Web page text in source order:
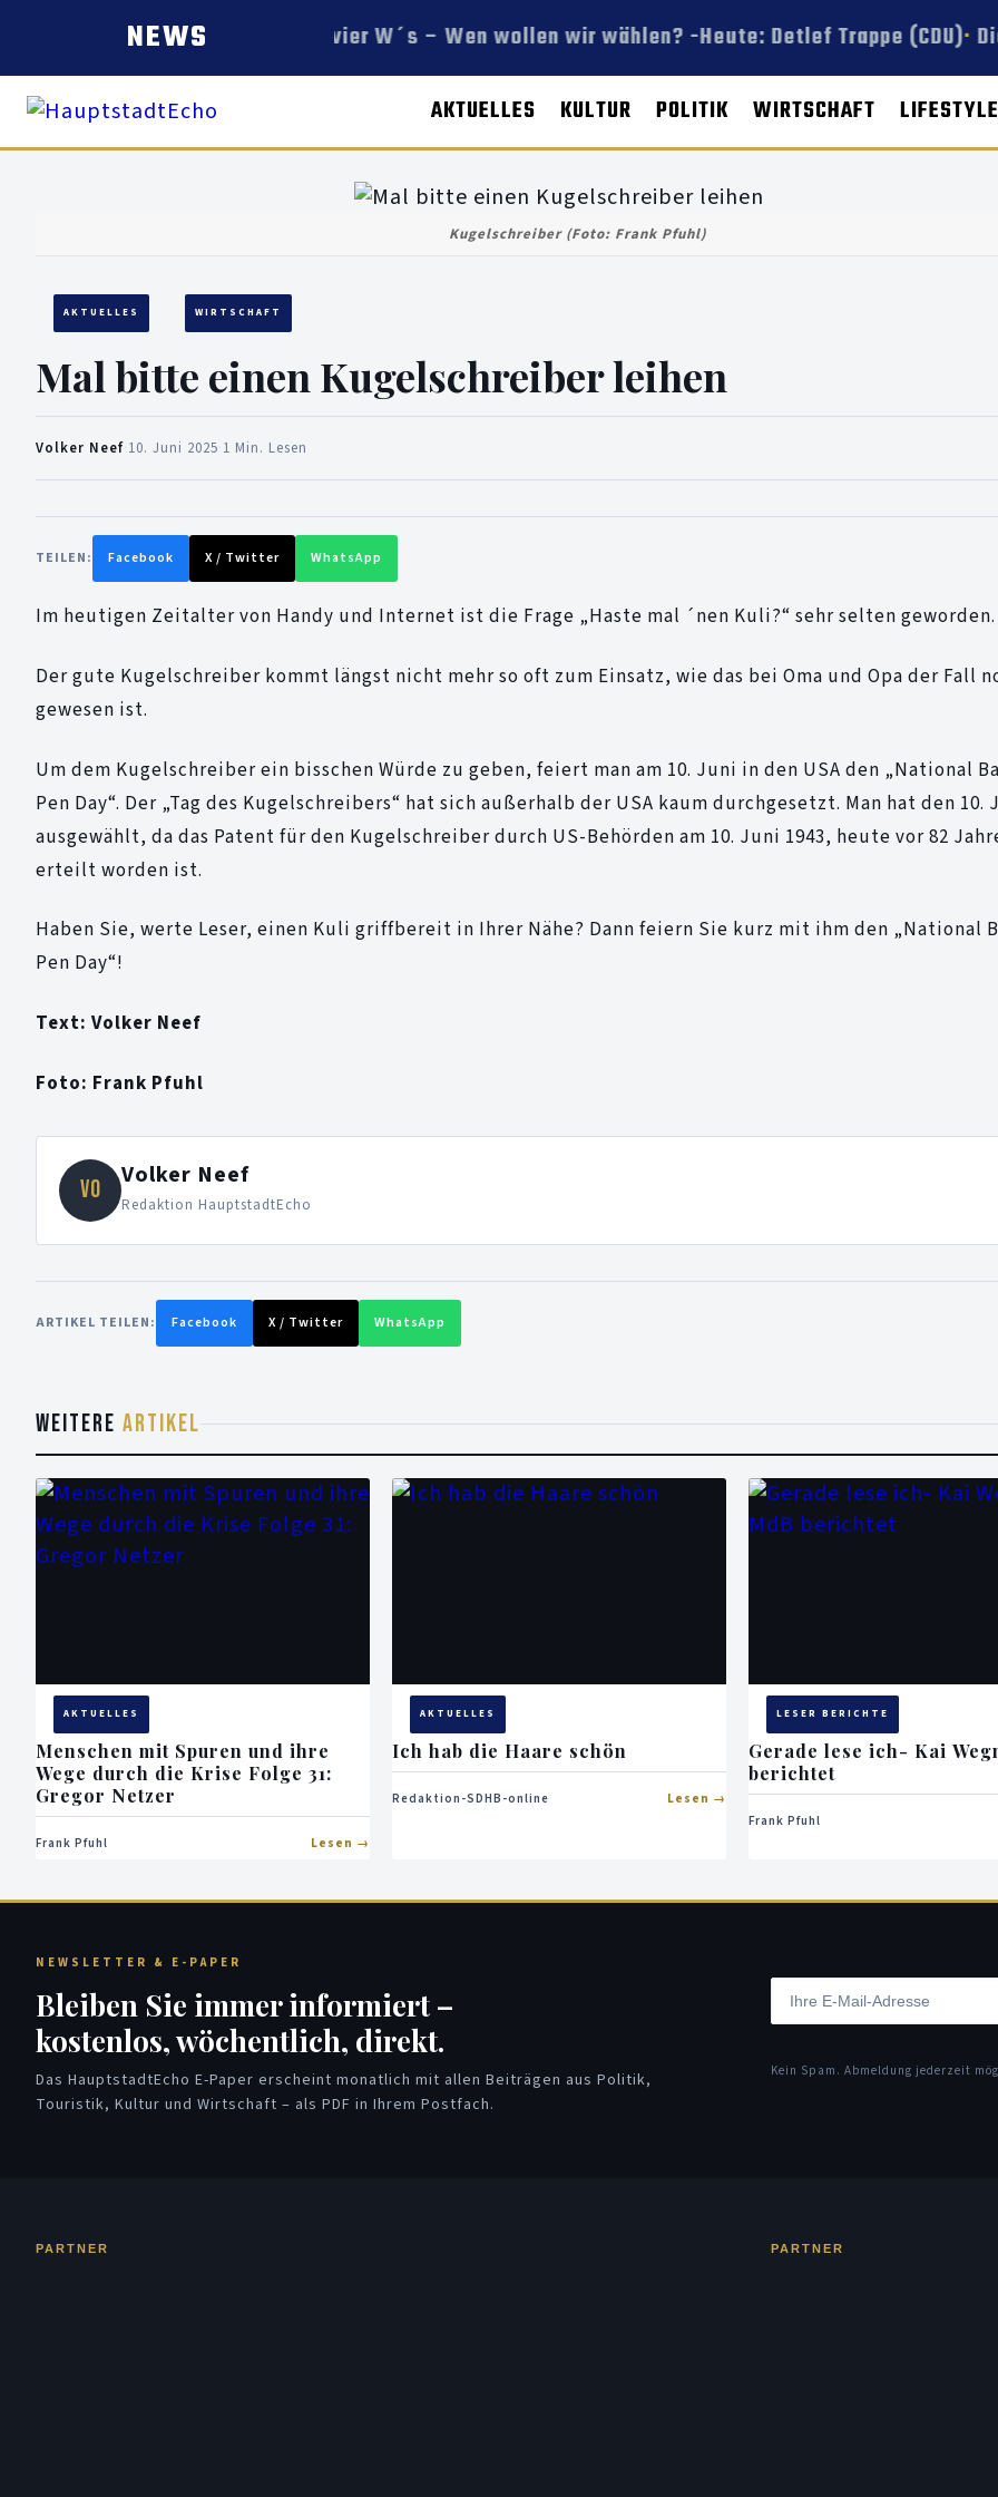
NEWS Die vier W´s – Wen wollen wir wählen? -Heute: Detlef Trappe (CDU)
AKTUELLES KULTUR POLITIK WIRTSCHAFT LIFESTYLE
Kugelschreiber (Foto: Frank Pfuhl)
AKTUELLES WIRTSCHAFT
Mal bitte einen Kugelschreiber leihen
Volker Neef 10. Juni 2025 1 Min. Lesen
TEILEN: Facebook X / Twitter WhatsApp
Im heutigen Zeitalter von Handy und Internet ist die Frage „Haste mal ´nen Kuli?“ sehr selten geworden.
Der gute Kugelschreiber kommt längst nicht mehr so oft zum Einsatz, wie das bei Oma und Opa der Fall
gewesen ist.
Um dem Kugelschreiber ein bisschen Würde zu geben, feiert man am 10. Juni in den USA den „National
Pen Day“. Der „Tag des Kugelschreibers“ hat sich außerhalb der USA kaum durchgesetzt. Man hat den 10.
ausgewählt, da das Patent für den Kugelschreiber durch US-Behörden am 10. Juni 1943, heute vor 82
erteilt worden ist.
Haben Sie, werte Leser, einen Kuli griffbereit in Ihrer Nähe? Dann feiern Sie kurz mit ihm den „National
Pen Day“!
Text: Volker Neef
Foto: Frank Pfuhl
VO Volker Neef
Redaktion HauptstadtEcho
ARTIKEL TEILEN: Facebook X / Twitter WhatsApp
WEITERE ARTIKEL
AKTUELLES
Menschen mit Spuren und ihre
Wege durch die Krise Folge 31:
Gregor Netzer
Frank Pfuhl Lesen
AKTUELLES
Ich hab die Haare schön
Redaktion-SDHB-online Lesen
LESER BERICHTE
Gerade lese ich- Kai
berichtet
Frank Pfuhl
NEWSLETTER & E-PAPER
Bleiben Sie immer informiert –
kostenlos, wöchentlich, direkt.
Das HauptstadtEcho E-Paper erscheint monatlich mit allen Beiträgen aus Politik,
Touristik, Kultur und Wirtschaft – als PDF in Ihrem Postfach.
Kein Spam. Abmeldung jederzeit
PARTNER PARTNER